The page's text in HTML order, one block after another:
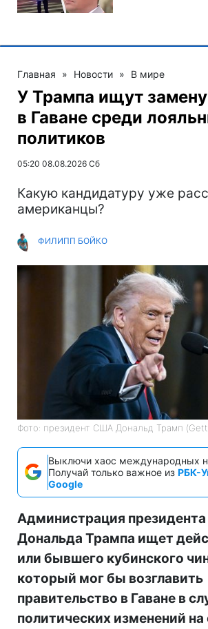
Главная » Новости » В мире
У Трампа ищут
в Гаване среди
политиков
05:20 08.08.2026 Сб
Какую кандидатуру уже
американцы?
ФИЛИПП БОЙКО
Фото: президент США Дональд Трамп
Выключи хаос международных
Получай только важное из РБК-
Google
Администрация
Дональда Трампа ищет
или бывшего кубинского
который мог бы возглавить
правительство в Гаване в
политических изменений на